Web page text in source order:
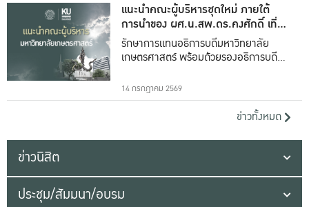
แนะนำคณะผู้บริหารชุดใหม่ ภายใต้
การนำของ ผศ.น.สพ.ดร.คงศักดิ์ เที่ยง
ธรรม
รักษาการแทนอธิการบดีมหาวิทยาลัย
เกษตรศาสตร์ พร้อมด้วยรองอธิการบดีทั้ง
14 กรกฎาคม 2569
ข่าวทั้งหมด
ข่าวนิสิต
ประชุม/สัมมนา/อบรม